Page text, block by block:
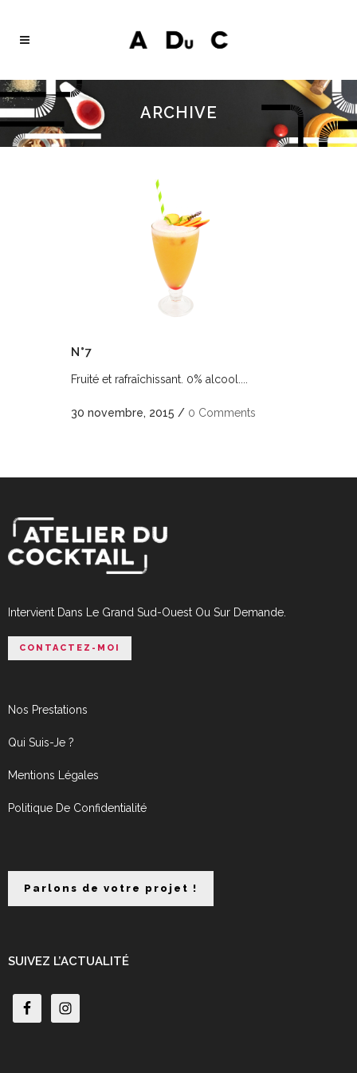
ARCHIVE
N°7
Fruité et rafraîchissant. 0% alcool....
30 novembre, 2015 / 0 Comments
Intervient Dans Le Grand Sud-Ouest Ou Sur Demande.
CONTACTEZ-MOI
Nos Prestations
Qui Suis-Je ?
Mentions Légales
Politique De Confidentialité
Parlons de votre projet !
SUIVEZ L’ACTUALITÉ